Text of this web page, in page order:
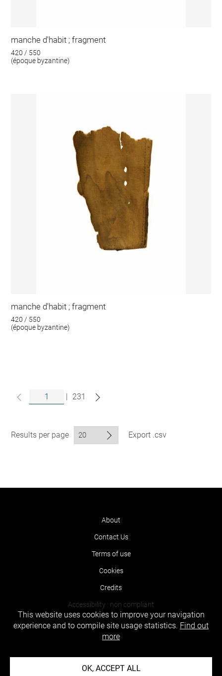
manche d'habit ; fragment
420 / 550
(époque byzantine)
manche d'habit ; fragment
420 / 550
(époque byzantine)
| 231
Results per page Export .csv
About
Contact Us
Terms of use
Cookies
Credits
Accessibility : non compliant
This website uses cookies to improve your navigation
experience and to compile site usage statistics. Find out
more
OK, ACCEPT ALL